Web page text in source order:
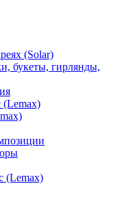
(Solar)
букеты, гирлянды,
(Lemax)
(Lemax)